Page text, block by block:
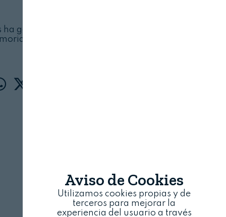
ha ganado popularidad por sus supuestos
el metabolismo o incluso la pérdida de
Aviso de Cookies
Utilizamos cookies propias y de
terceros para mejorar la
experiencia del usuario a través